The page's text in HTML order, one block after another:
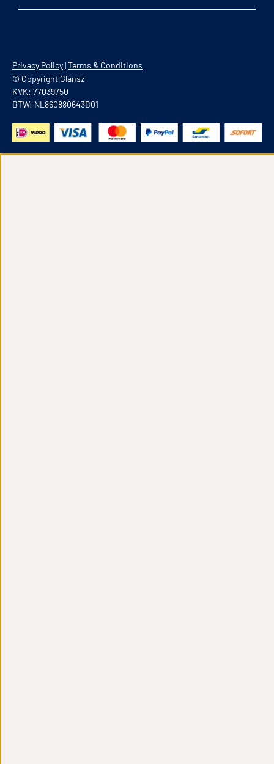
Privacy Policy|Terms & Conditions
© Copyright Glansz
KVK: 77039750
BTW: NL860880643B01